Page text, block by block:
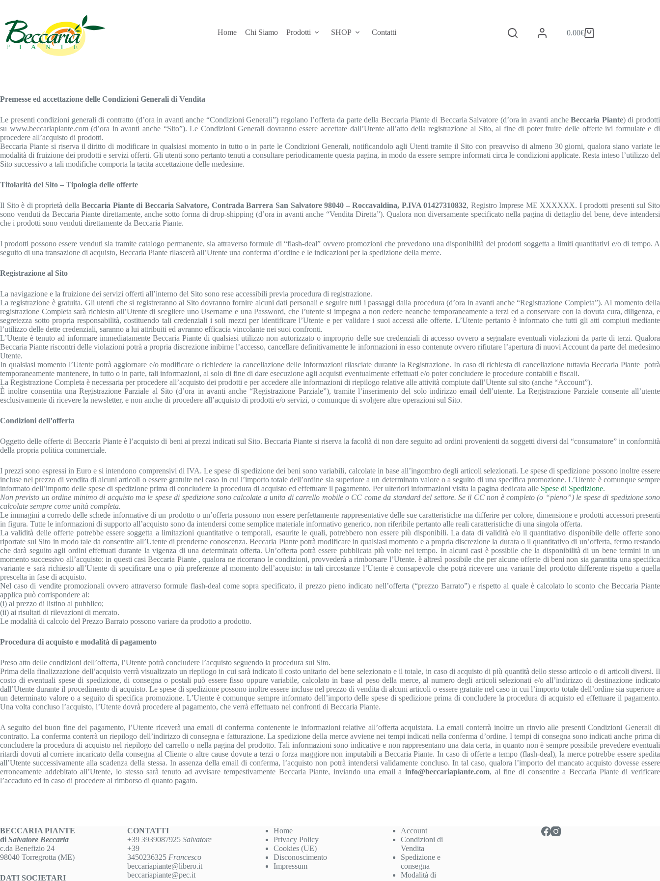
contenuto
Home
Chi Siamo Prodotti SHOP Contatti Carrello
0.00€
Premesse ed accettazione delle Condizioni Generali di Vendita
Le presenti condizioni generali di contratto (d’ora in avanti anche “Condizioni Generali”) regolano l’offerta da parte della Beccaria Piante di Beccaria Salvatore (d’ora in avanti ancheBeccaria Piante) di prodotti
su www.beccariapiante.com (d’ora in avanti anche “Sito”). Le Condizioni Generali dovranno essere accettate dall’Utente all’atto della registrazione al Sito, al fine di poter fruire delle offerte ivi formulate e di
procedere all’acquisto di prodotti.
Beccaria Piante si riserva il diritto di modificare in qualsiasi momento in tutto o in parte le Condizioni Generali, notificandolo agli Utenti tramite il Sito con preavviso di almeno 30 giorni, qualora siano variate le
modalità di fruizione dei prodotti e servizi offerti. Gli utenti sono pertanto tenuti a consultare periodicamente questa pagina, in modo da essere sempre informati circa le condizioni applicate. Resta inteso l’utilizzo del
Sito successivo a tali modifiche comporta la tacita accettazione delle medesime.
Titolarità del Sito – Tipologia delle offerte
Il Sito è di proprietà dellaBeccaria Piante di Beccaria Salvatore, Contrada Barrera San Salvatore 98040 – Roccavaldina, P.IVA 01427310832, Registro Imprese ME XXXXXX. I prodotti presenti sul Sito
sono venduti da Beccaria Piante direttamente, anche sotto forma di drop-shipping (d’ora in avanti anche “Vendita Diretta”). Qualora non diversamente specificato nella pagina di dettaglio del bene, deve intendersi
che i prodotti sono venduti direttamente da Beccaria Piante.
I prodotti possono essere venduti sia tramite catalogo permanente, sia attraverso formule di “flash-deal” ovvero promozioni che prevedono una disponibilità dei prodotti soggetta a limiti quantitativi e/o di tempo. A
seguito di una transazione di acquisto, Beccaria Piante rilascerà all’Utente una conferma d’ordine e le indicazioni per la spedizione della merce.
Registrazione al Sito
La navigazione e la fruizione dei servizi offerti all’interno del Sito sono rese accessibili previa procedura di registrazione.
La registrazione è gratuita. Gli utenti che si registreranno al Sito dovranno fornire alcuni dati personali e seguire tutti i passaggi dalla procedura (d’ora in avanti anche “Registrazione Completa”). Al momento della
registrazione Completa sarà richiesto all’Utente di scegliere uno Username e una Password, che l’utente si impegna a non cedere neanche temporaneamente a terzi ed a conservare con la dovuta cura, diligenza, e
segretezza sotto propria responsabilità, costituendo tali credenziali i soli mezzi per identificare l’Utente e per validare i suoi accessi alle offerte. L’Utente pertanto è informato che tutti gli atti compiuti mediante
l’utilizzo delle dette credenziali, saranno a lui attribuiti ed avranno efficacia vincolante nei suoi confronti.
L’Utente è tenuto ad informare immediatamente Beccaria Piante di qualsiasi utilizzo non autorizzato o improprio delle sue credenziali di accesso ovvero a segnalare eventuali violazioni da parte di terzi. Qualora
Beccaria Piante riscontri delle violazioni potrà a propria discrezione inibirne l’accesso, cancellare definitivamente le informazioni in esso contenute ovvero rifiutare l’apertura di nuovi Account da parte del medesimo
Utente.
In qualsiasi momento l’Utente potrà aggiornare e/o modificare o richiedere la cancellazione delle informazioni rilasciate durante la Registrazione. In caso di richiesta di cancellazione tuttavia Beccaria Piante potrà
temporaneamente mantenere, in tutto o in parte, tali informazioni, al solo di fine di dare esecuzione agli acquisti eventualmente effettuati e/o poter concludere le procedure contabili e fiscali.
La Registrazione Completa è necessaria per procedere all’acquisto dei prodotti e per accedere alle informazioni di riepilogo relative alle attività compiute dall’Utente sul sito (anche “Account”).
È inoltre consentita una Registrazione Parziale al Sito (d’ora in avanti anche “Registrazione Parziale”), tramite l’inserimento del solo indirizzo email dell’utente. La Registrazione Parziale consente all’utente
esclusivamente di ricevere la newsletter, e non anche di procedere all’acquisto di prodotti e/o servizi, o comunque di svolgere altre operazioni sul Sito.
Condizioni dell’offerta
Oggetto delle offerte di Beccaria Piante è l’acquisto di beni ai prezzi indicati sul Sito. Beccaria Piante si riserva la facoltà di non dare seguito ad ordini provenienti da soggetti diversi dal “consumatore” in conformità
della propria politica commerciale.
I prezzi sono espressi in Euro e si intendono comprensivi di IVA. Le spese di spedizione dei beni sono variabili, calcolate in base all’ingombro degli articoli selezionati. Le spese di spedizione possono inoltre essere
incluse nel prezzo di vendita di alcuni articoli o essere gratuite nel caso in cui l’importo totale dell’ordine sia superiore a un determinato valore o a seguito di una specifica promozione. L’Utente è comunque sempre
informato dell’importo delle spese di spedizione prima di concludere la procedura di acquisto ed effettuare il pagamento. Per ulteriori informazioni visita la pagina dedicata alle Spese di Spedizione.
Non previsto un ordine minimo di acquisto ma le spese di spedizione sono calcolate a unita di carrello mobile o CC come da standard del settore. Se il CC non è completo (o “pieno”) le spese di spedizione sono
calcolate sempre come unità completa.
Le immagini a corredo delle schede informative di un prodotto o un’offerta possono non essere perfettamente rappresentative delle sue caratteristiche ma differire per colore, dimensione e prodotti accessori presenti
in figura. Tutte le informazioni di supporto all’acquisto sono da intendersi come semplice materiale informativo generico, non riferibile pertanto alle reali caratteristiche di una singola offerta.
La validità delle offerte potrebbe essere soggetta a limitazioni quantitative o temporali, esaurite le quali, potrebbero non essere più disponibili. La data di validità e/o il quantitativo disponibile delle offerte sono
riportate sul Sito in modo tale da consentire all’Utente di prenderne conoscenza. Beccaria Piante potrà modificare in qualsiasi momento e a propria discrezione la durata o il quantitativo di un’offerta, fermo restando
che darà seguito agli ordini effettuati durante la vigenza di una determinata offerta. Un’offerta potrà essere pubblicata più volte nel tempo. In alcuni casi è possibile che la disponibilità di un bene termini in un
momento successivo all’acquisto: in questi casi Beccaria Piante , qualora ne ricorrano le condizioni, provvederà a rimborsare l’Utente. è altresì possibile che per alcune offerte di beni non sia garantita una specifica
variante e sarà richiesto all’Utente di specificare una o più preferenze al momento dell’acquisto: in tali circostanze l’Utente è consapevole che potrà ricevere una variante del prodotto differente rispetto a quella
prescelta in fase di acquisto.
Nel caso di vendite promozionali ovvero attraverso formule flash-deal come sopra specificato, il prezzo pieno indicato nell’offerta (“prezzo Barrato”) e rispetto al quale è calcolato lo sconto che Beccaria Piante
applica può corrispondere al:
(i) al prezzo di listino al pubblico;
(ii) ai risultati di rilevazioni di mercato.
Le modalità di calcolo del Prezzo Barrato possono variare da prodotto a prodotto.
Procedura di acquisto e modalità di pagamento
Preso atto delle condizioni dell’offerta, l’Utente potrà concludere l’acquisto seguendo la procedura sul Sito.
Prima della finalizzazione dell’acquisto verrà visualizzato un riepilogo in cui sarà indicato il costo unitario del bene selezionato e il totale, in caso di acquisto di più quantità dello stesso articolo o di articoli diversi. Il
costo di eventuali spese di spedizione, di consegna o postali può essere fisso oppure variabile, calcolato in base al peso della merce, al numero degli articoli selezionati e/o all’indirizzo di destinazione indicato
dall’Utente durante il procedimento di acquisto. Le spese di spedizione possono inoltre essere incluse nel prezzo di vendita di alcuni articoli o essere gratuite nel caso in cui l’importo totale dell’ordine sia superiore a
un determinato valore o a seguito di specifica promozione. L’Utente è comunque sempre informato dell’importo delle spese di spedizione prima di concludere la procedura di acquisto ed effettuare il pagamento.
Una volta concluso l’acquisto, l’Utente dovrà procedere al pagamento, che verrà effettuato nei confronti di Beccaria Piante.
A seguito del buon fine del pagamento, l’Utente riceverà una email di conferma contenente le informazioni relative all’offerta acquistata. La email conterrà inoltre un rinvio alle presenti Condizioni Generali di
contratto. La conferma conterrà un riepilogo dell’indirizzo di consegna e fatturazione. La spedizione della merce avviene nei tempi indicati nella conferma d’ordine. I tempi di consegna sono indicati anche prima di
concludere la procedura di acquisto nel riepilogo del carrello o nella pagina del prodotto. Tali informazioni sono indicative e non rappresentano una data certa, in quanto non è sempre possibile prevedere eventuali
ritardi dovuti al corriere incaricato della consegna al Cliente o altre cause dovute a terzi o forza maggiore non imputabili a Beccaria Piante. In caso di offerte a tempo (flash-deal), la merce potrebbe essere spedita
all’Utente successivamente alla scadenza della stessa. In assenza della email di conferma, l’acquisto non potrà intendersi validamente concluso. In tal caso, qualora l’importo del mancato acquisto dovesse essere
erroneamente addebitato all’Utente, lo stesso sarà tenuto ad avvisare tempestivamente Beccaria Piante, inviando una email a info@beccariapiante.com, al fine di consentire a Beccaria Piante di verificare
l’accaduto ed in caso di procedere al rimborso di quanto pagato.
BECCARIA PIANTE
di Salvatore Beccaria
c.da Benefizio 24
98040 Torregrotta (ME)
DATI SOCIETARI
CONTATTI
+39 3939087925 Salvatore
+39
3450236325 Francesco
beccariapiante@libero.it
beccariapiante@pec.it
Home
Privacy Policy
Cookies (UE)
Disconoscimento
Impressum
Account
Condizioni di
Vendita
Spedizione e
consegna
Modalità di